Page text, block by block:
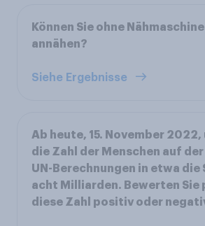
Können Sie ohne
annähen?
Siehe Ergebnisse
Ab heute, 15. November
die Zahl der Menschen auf
UN-Berechnungen in etwa die
acht Milliarden. Bewerten Sie
diese Zahl positiv oder